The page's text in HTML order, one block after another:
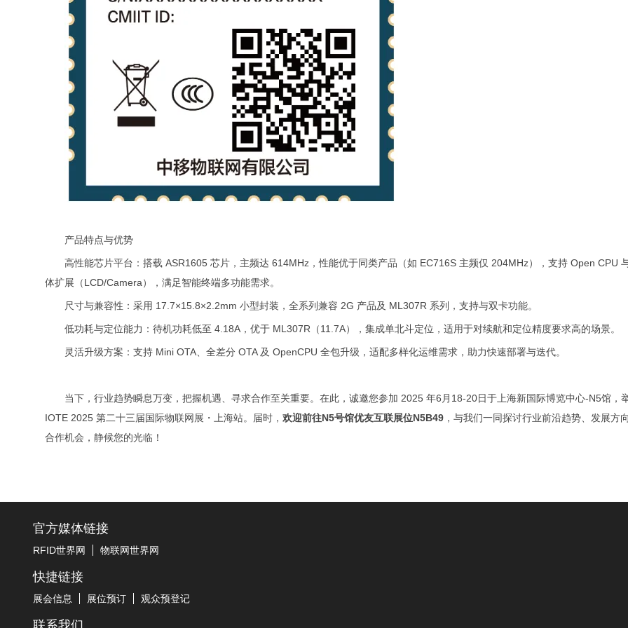
产品特点与优势
高性能芯片平台：搭载 ASR1605 芯片，主频达 614MHz，性能优于同类产品（如 EC716S 主频仅 204MHz），支持 Open CPU
体扩展（LCD/Camera），满足智能终端多功能需求。
尺寸与兼容性：采用 17.7×15.8×2.2mm 小型封装，全系列兼容 2G 产品及 ML307R 系列，支持与双卡功能。
低功耗与定位能力：待机功耗低至 4.18A，优于 ML307R（11.7A），集成单北斗定位，适用于对续航和定位精度要求高的场景。
灵活升级方案：支持 Mini OTA、全差分 OTA 及 OpenCPU 全包升级，适配多样化运维需求，助力快速部署与迭代。
当下，行业趋势瞬息万变，把握机遇、寻求合作至关重要。在此，诚邀您参加 2025 年6月18-20日于上海新国际博览中心-N5馆，
IOTE 2025 第二十三届国际物联网展・上海站。届时，欢迎前往N5号馆优友互联展位N5B49 ，与我们一同探讨行业前沿趋势、发展方
合作机会，静候您的光临！
官方媒体链接
RFID世界网 物联网世界网
快捷链接
展会信息 展位预订 观众预登记
联系我们